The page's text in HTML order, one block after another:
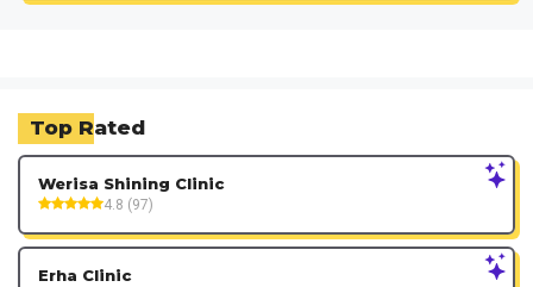
Top Rated
Werisa Shining Clinic
4.8 (97)
Erha Clinic